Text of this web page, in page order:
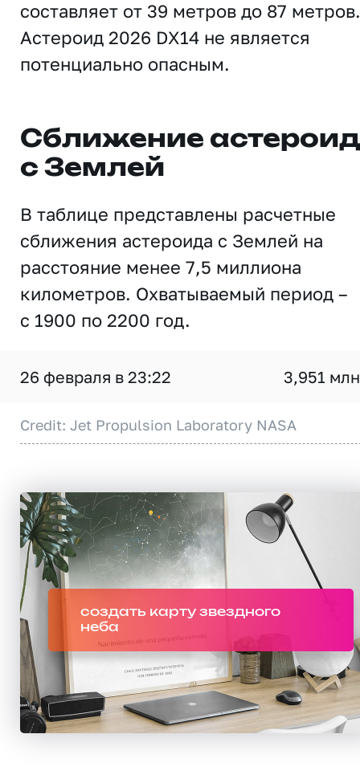
составляет от 39 метров до 87 метров.
Астероид 2026 DX14 не является
потенциально опасным.
Сближение
с Землей
В таблице представлены расчетные
сближения астероида с Землей на
расстояние менее 7,5 миллиона
километров. Охватываемый период –
с 1900 по 2200 год.
26 февраля в 23:22 3,951
Credit: Jet Propulsion Laboratory NASA
создать карту звездного
неба